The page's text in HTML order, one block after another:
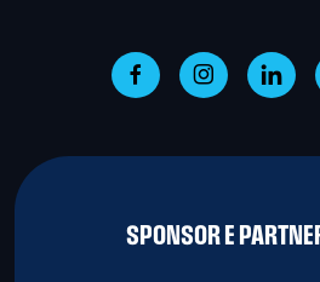
SPONSOR E